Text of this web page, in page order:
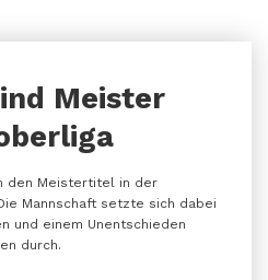
Meister
den Meistertitel in der
Mannschaft setzte sich dabei
und einem Unentschieden
durch.